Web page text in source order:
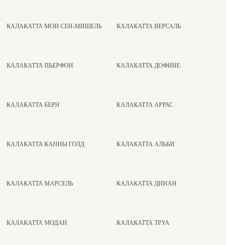
КАЛАКАТТА МОН СЕН-МИШЕЛЬ КАЛАКАТТА ВЕРСАЛЬ
КАЛАКАТТА ПЬЕРФОН КАЛАКАТТА ДОФИНЕ
КАЛАКАТТА БЕРН КАЛАКАТТА АРРАС
КАЛАКАТТА КАННЫ ГОЛД КАЛАКАТТА АЛЬБИ
КАЛАКАТТА МАРСЕЛЬ КАЛАКАТТА ДИНАН
КАЛАКАТТА МОДАН КАЛАКАТТА ТРУА